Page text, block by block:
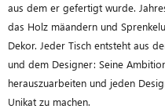
aus dem er gefertigt wurde.
das Holz mäandern und
Dekor. Jeder Tisch entsteht aus
und dem Designer: Seine
herauszuarbeiten und jeden
Unikat zu machen.